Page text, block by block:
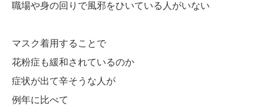
職場や身の回りで風邪をひいている人がいない
マスク着用することで
花粉症も緩和されているのか
症状が出て辛そうな人が
例年に比べて